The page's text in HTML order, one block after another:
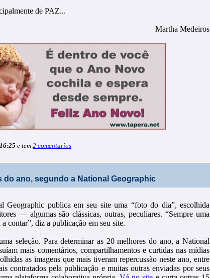
de PAZ...
Martha Medeiros
16:25 e tem 2 comentarios
do ano, segundo a National Geographic
Geographic publica em seu site uma “foto do dia”, escolhida
— algumas são clássicas, outras, peculiares. “Sempre uma
contar”, diz a publicação em seu site.
seleção. Para determinar as 20 melhores do ano, a National
mais comentários, compartilhamentos e curtidas nas mídias
as imagens que mais tiveram repercussão neste ano, entre
contratados pela publicação e muitas outras enviadas por seus